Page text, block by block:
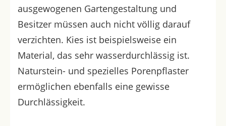
ausgewogenen Gartengestaltung und
Besitzer müssen auch nicht völlig darauf
verzichten. Kies ist beispielsweise ein
Material, das sehr wasserdurchlässig ist.
Naturstein- und spezielles Porenpflaster
ermöglichen ebenfalls eine gewisse
Durchlässigkeit.